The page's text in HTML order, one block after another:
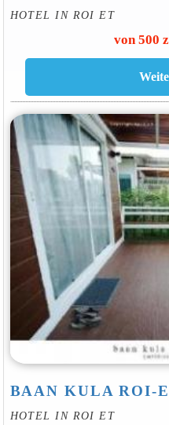
HOTEL IN ROI ET
von 500
BAAN KULA ROI-
HOTEL IN ROI ET